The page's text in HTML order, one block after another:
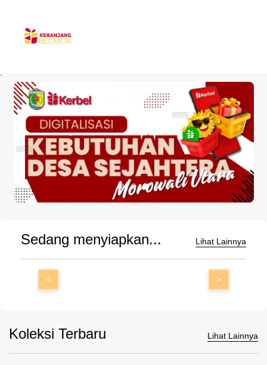
`
Sedang menyiapkan... Lihat Lainnya
< >
Koleksi Terbaru Lihat Lainnya